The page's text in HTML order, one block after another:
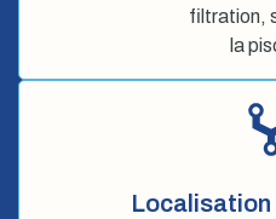
filtration,
la
Localisation